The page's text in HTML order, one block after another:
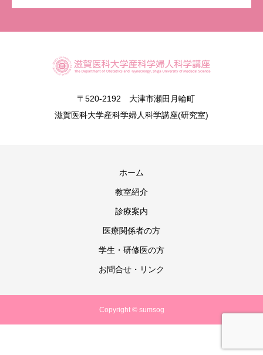
〒520-2192 大津市瀬田月輪町
滋賀医科大学産科学婦人科学講座(研究室)
ホーム
教室紹介
診療案内
医療関係者の方
学生・研修医の方
お問合せ・リンク
Copyright © sumsog